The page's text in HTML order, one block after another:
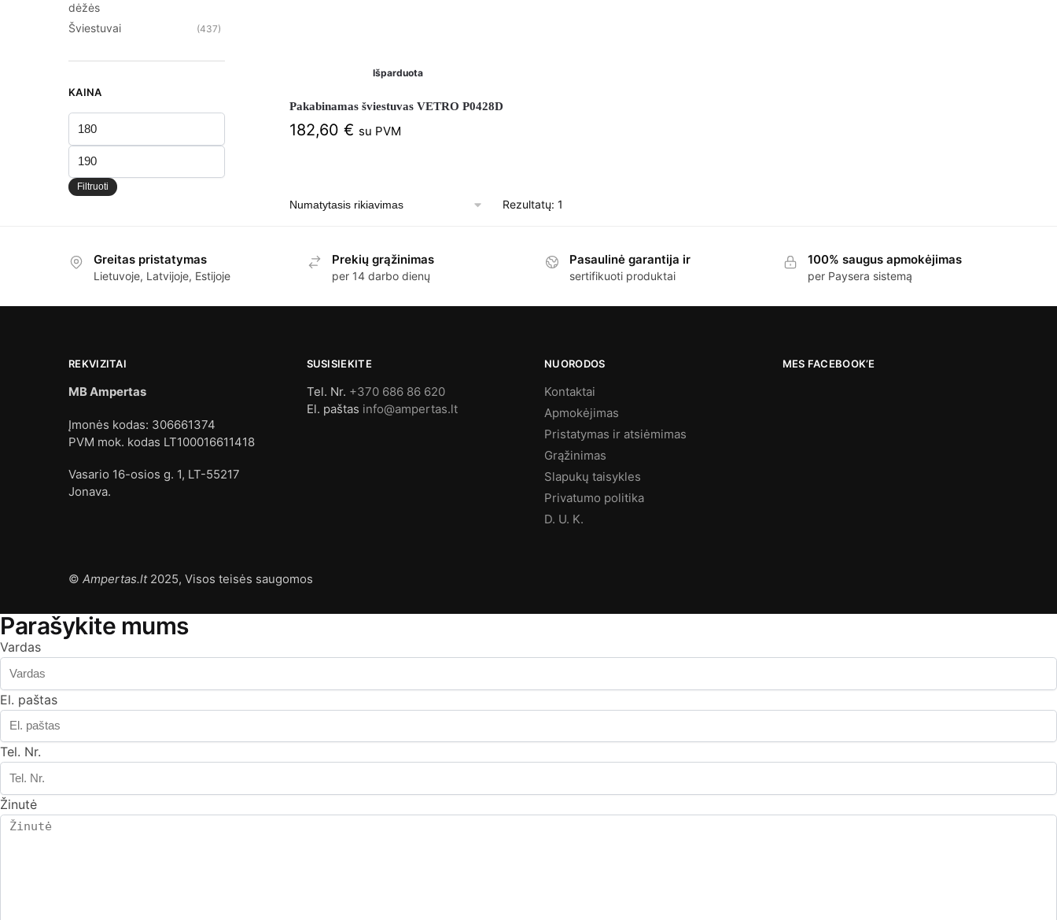
Išparduota
Pakabinamas šviestuvas VETRO P0428D
182,60 € su PVM
Rezultatų: 1
dėžės
Šviestuvai (437)
KAINA
Min
kaina
Maks
kaina
Filtruoti
Greitas pristatymas
Lietuvoje, Latvijoje, Estijoje
Prekių grąžinimas
per 14 darbo dienų
Pasaulinė garantija ir
sertifikuoti produktai
100% saugus apmokėjimas
per Paysera sistemą
REKVIZITAI
MB Ampertas
Įmonės kodas: 306661374
PVM mok. kodas LT100016611418
Vasario 16-osios g. 1, LT-55217
Jonava.
SUSISIEKITE
Tel. Nr. +370 686 86 620
El. paštas info@ampertas.lt
NUORODOS
Kontaktai
Apmokėjimas
Pristatymas ir atsiėmimas
Grąžinimas
Slapukų taisykles
Privatumo politika
D. U. K.
MES FACEBOOK’E
© Ampertas.lt2025, Visos teisės saugomos
Parašykite mums
Vardas
El. paštas
Tel. Nr.
Žinutė